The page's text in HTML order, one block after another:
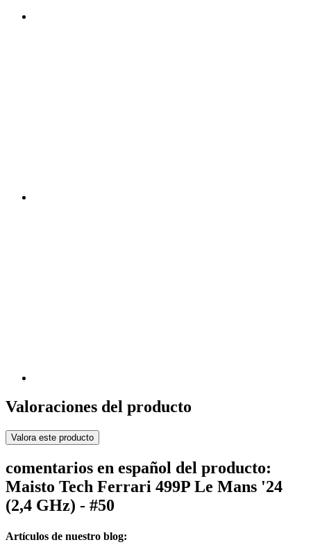
Valoraciones del producto
Valora este producto
comentarios en español del producto:
Maisto Tech Ferrari 499P Le Mans '24
(2,4 GHz) - #50
Artículos de nuestro blog: